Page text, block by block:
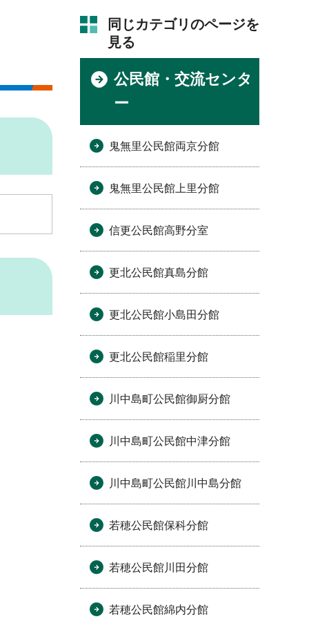
同じカテゴリのページを
見る
公民館・交流センタ
ー
鬼無里公民館両京分館
鬼無里公民館上里分館
信更公民館高野分室
更北公民館真島分館
更北公民館小島田分館
更北公民館稲里分館
川中島町公民館御厨分館
川中島町公民館中津分館
川中島町公民館川中島分館
若穂公民館保科分館
若穂公民館川田分館
若穂公民館綿内分館